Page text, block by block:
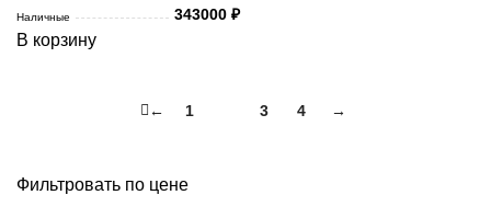
Фильтровать по цене
Наличные
343000 ₽
В корзину
← 1 3 4 →